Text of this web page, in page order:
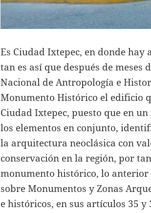
Es Ciudad Ixtepec, en donde hay
tan es así que después de
Nacional de Antropología e
Monumento Histórico el edificio
Ciudad Ixtepec, puesto que en
los elementos en conjunto,
la arquitectura neoclásica con
conservación en la región, por
monumento histórico, lo anterior
sobre Monumentos y Zonas
e históricos, en sus artículos 35 y